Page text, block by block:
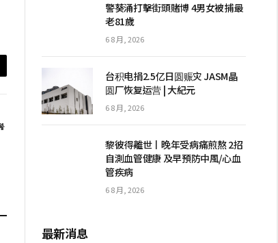
网
警葵涌打擊街頭賭博 4男女被捕最
老81歲
6 8 月, 2026
台积电捐2.5亿日圆赈灾 JASM晶
圆厂恢复运营 | 大紀元
6 8 月, 2026
黎彼得離世丨晚年受病痛煎熬 2招
自測血管健康 及早預防中風/心血
管疾病
6 8 月, 2026
最新消息